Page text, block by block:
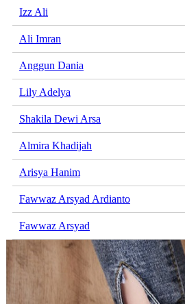
Izz Ali
Ali Imran
Anggun Dania
Lily Adelya
Shakila Dewi Arsa
Almira Khadijah
Arisya Hanim
Fawwaz Arsyad Ardianto
Fawwaz Arsyad